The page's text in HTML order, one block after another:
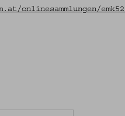
onlinesammlungen/